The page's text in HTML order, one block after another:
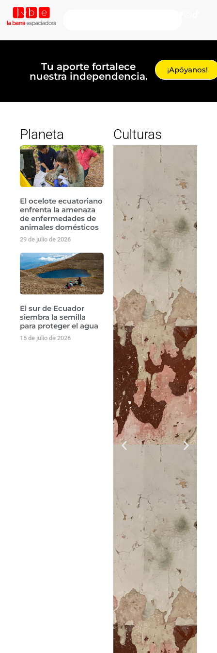
Tu aporte fortalece
nuestra independencia.
¡Apóyanos!
Planeta
El ocelote ecuatoriano
enfrenta la amenaza
de enfermedades de
animales domésticos
29 de julio de 2026
El sur de Ecuador
siembra la semilla
para proteger el agua
15 de julio de 2026
Culturas